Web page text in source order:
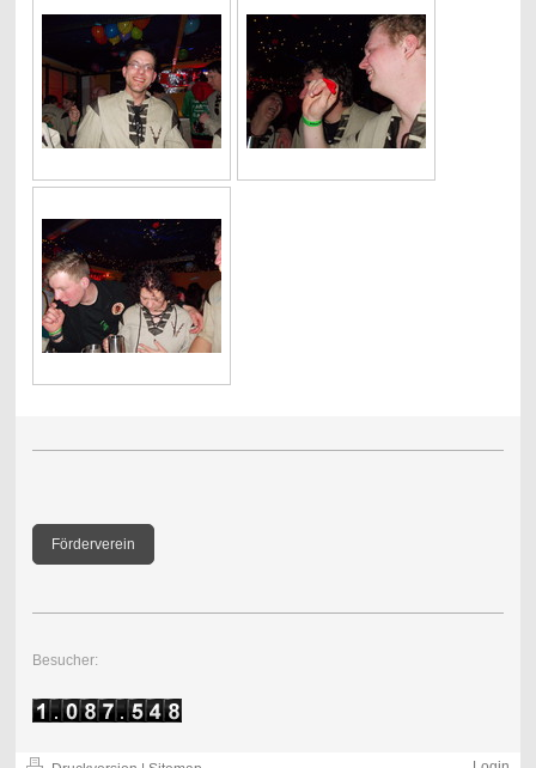
Förderverein
Besucher: